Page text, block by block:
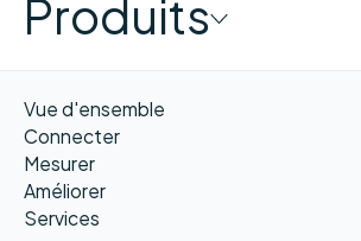
Produits
Vue d'ensemble
Connecter
Mesurer
Améliorer
Services